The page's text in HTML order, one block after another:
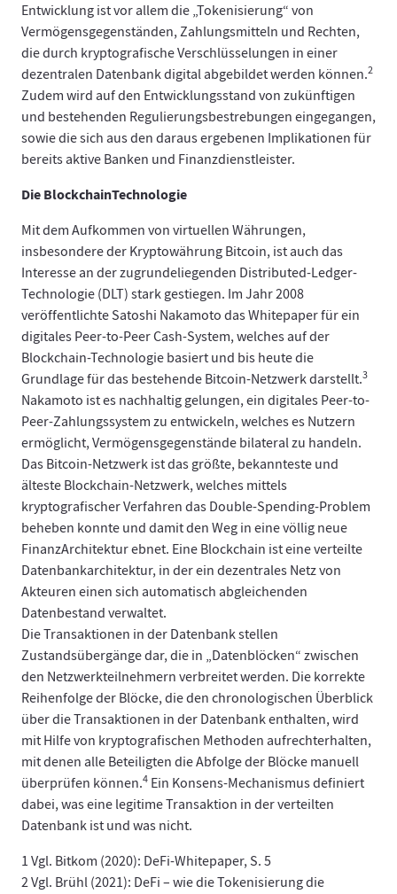
Entwicklung ist vor allem die „Tokenisierung“ von
Vermögensgegenständen, Zahlungsmitteln und Rechten,
die durch kryptografische Verschlüsselungen in einer
dezentralen Datenbank digital abgebildet werden können.2
Zudem wird auf den Entwicklungsstand von zukünftigen
und bestehenden Regulierungsbestrebungen eingegangen,
sowie die sich aus den daraus ergebenen Implikationen für
bereits aktive Banken und Finanzdienstleister.
Die BlockchainTechnologie
Mit dem Aufkommen von virtuellen Währungen,
insbesondere der Kryptowährung Bitcoin, ist auch das
Interesse an der zugrundeliegenden Distributed-Ledger-
Technologie (DLT) stark gestiegen. Im Jahr 2008
veröffentlichte Satoshi Nakamoto das Whitepaper für ein
digitales Peer-to-Peer Cash-System, welches auf der
Blockchain-Technologie basiert und bis heute die
Grundlage für das bestehende Bitcoin-Netzwerk darstellt.3
Nakamoto ist es nachhaltig gelungen, ein digitales Peer-to-
Peer-Zahlungssystem zu entwickeln, welches es Nutzern
ermöglicht, Vermögensgegenstände bilateral zu handeln.
Das Bitcoin-Netzwerk ist das größte, bekannteste und
älteste Blockchain-Netzwerk, welches mittels
kryptografischer Verfahren das Double-Spending-Problem
beheben konnte und damit den Weg in eine völlig neue
FinanzArchitektur ebnet. Eine Blockchain ist eine verteilte
Datenbankarchitektur, in der ein dezentrales Netz von
Akteuren einen sich automatisch abgleichenden
Datenbestand verwaltet.
Die Transaktionen in der Datenbank stellen
Zustandsübergänge dar, die in „Datenblöcken“ zwischen
den Netzwerkteilnehmern verbreitet werden. Die korrekte
Reihenfolge der Blöcke, die den chronologischen Überblick
über die Transaktionen in der Datenbank enthalten, wird
mit Hilfe von kryptografischen Methoden aufrechterhalten,
mit denen alle Beteiligten die Abfolge der Blöcke manuell
überprüfen können.4 Ein Konsens-Mechanismus definiert
dabei, was eine legitime Transaktion in der verteilten
Datenbank ist und was nicht.
1 Vgl. Bitkom (2020): DeFi-Whitepaper, S. 5
2 Vgl. Brühl (2021): DeFi – wie die Tokenisierung die